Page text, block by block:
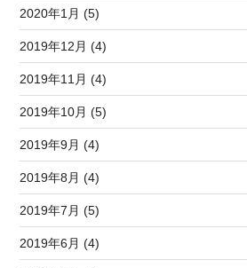
2020年1月 (5)
2019年12月 (4)
2019年11月 (4)
2019年10月 (5)
2019年9月 (4)
2019年8月 (4)
2019年7月 (5)
2019年6月 (4)